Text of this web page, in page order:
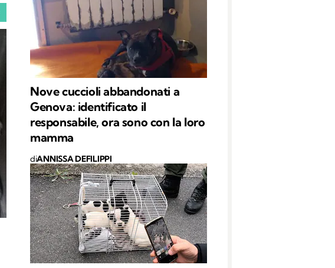
Nove cuccioli abbandonati a
Genova: identificato il
responsabile, ora sono con la loro
mamma
diANNISSA DEFILIPPI